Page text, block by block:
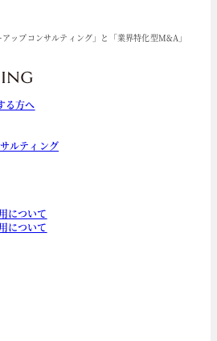
ップコンサルティング」と「業界特化型M&A」
る方へ
ルティング
について
について